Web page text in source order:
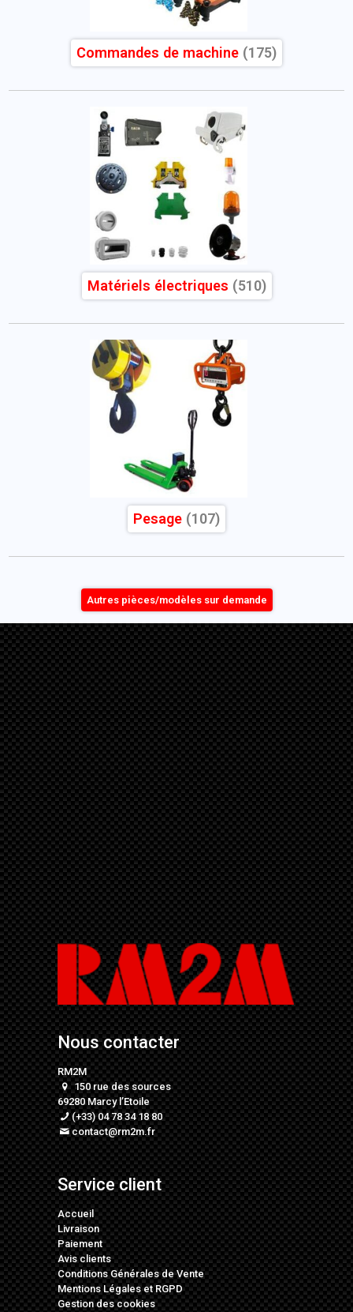
Commandes de machine (175)
Matériels électriques (510)
Pesage (107)
Autres pièces/modèles sur demande
Nous contacter
RM2M
150 rue des sources
69280 Marcy l’Etoile
(+33) 04 78 34 18 80
contact@rm2m.fr
Service client
Accueil
Livraison
Paiement
Avis clients
Conditions Générales de Vente
Mentions LégalesetRGPD
Gestion des cookies